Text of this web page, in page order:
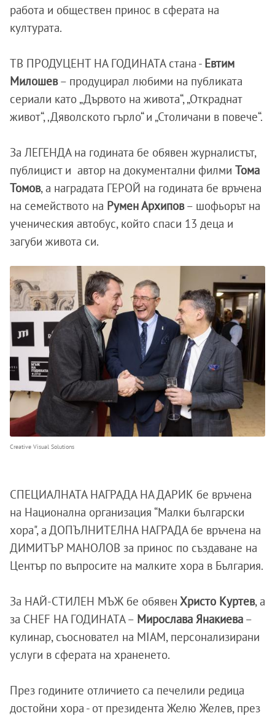
работа и обществен принос в сферата на
културата.
ТВ ПРОДУЦЕНТ НА ГОДИНАТА стана - Евтим
Милошев– продуцирал любими на публиката
сериали като „Дървото на живота“, „Откраднат
живот“, ‚Дяволското гърло“ и „Столичани в повече“.
За ЛЕГЕНДА на годината бе обявен журналистът,
публицист и автор на документални филми Тома
Томов, а наградата ГЕРОЙ на годината бе връчена
на семейството на Румен Архипов– шофьорът на
ученическия автобус, който спаси 13 деца и
загуби живота си.
Creative Visual Solutions
СПЕЦИАЛНАТА НАГРАДА НА ДАРИК бе връчена
на Национална организация “Mалки български
хора", а ДОПЪЛНИТЕЛНА НАГРАДА бе връчена на
ДИМИТЪР МАНОЛОВ за принос по създаване на
Център по въпросите на малките хора в България.
За НАЙ-СТИЛЕН МЪЖ бе обявен Христо Куртев, а
за CHEF НА ГОДИНАТА – Мирослава Янакиева –
кулинар, съосновател на MIAM, персонализирани
услуги в сферата на храненето.
През годините отличието са печелили редица
достойни хора - от президента Желю Желев, през